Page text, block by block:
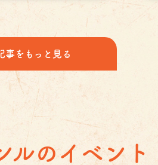
事をもっと見る
ルのイベント